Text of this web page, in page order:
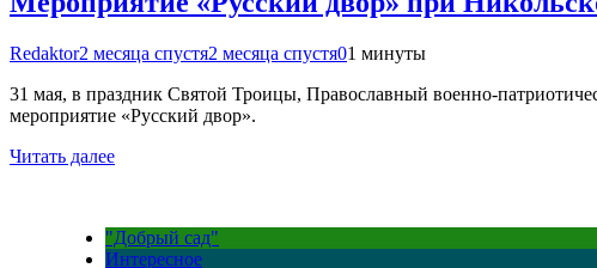
Redaktor2 месяца спустя2 месяца спустя01 минуты
31 мая, в праздник Святой Троицы, Православный военно-
мероприятие «Русский двор».
Читать далее
"Добрый сад"
Интересное